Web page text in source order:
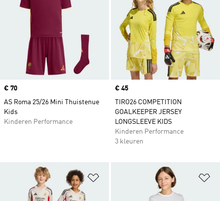
Price
€ 70
AS Roma 25/26 Mini Thuistenue
Kids
Kinderen Performance
Price
€ 45
TIRO26 COMPETITION
GOALKEEPER JERSEY
LONGSLEEVE KIDS
Kinderen Performance
3 kleuren
Op verlanglijst zetten